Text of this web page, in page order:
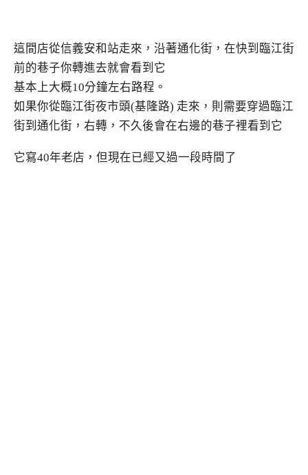
這間店從信義安和站走來，沿著通化街，在快到臨江街
前的巷子你轉進去就會看到它
基本上大概10分鐘左右路程。
如果你從臨江街夜市頭(基隆路) 走來，則需要穿過臨江
街到通化街，右轉，不久後會在右邊的巷子裡看到它
它寫40年老店，但現在已經又過一段時間了